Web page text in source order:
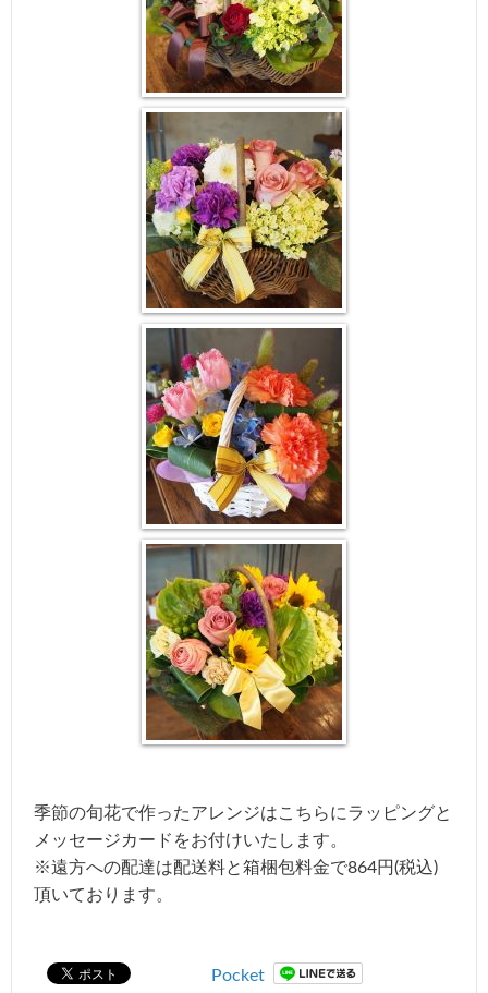
季節の旬花で作ったアレンジはこちらにラッピングと
メッセージカードをお付けいたします。
※遠方への配達は配送料と箱梱包料金で864円(税込)
頂いております。
Pocket